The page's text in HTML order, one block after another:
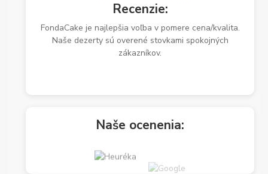
Recenzie:
FondaCake je najlepšia voľba v pomere cena/kvalita.
Naše dezerty sú overené stovkami spokojných
zákazníkov.
Naše ocenenia: